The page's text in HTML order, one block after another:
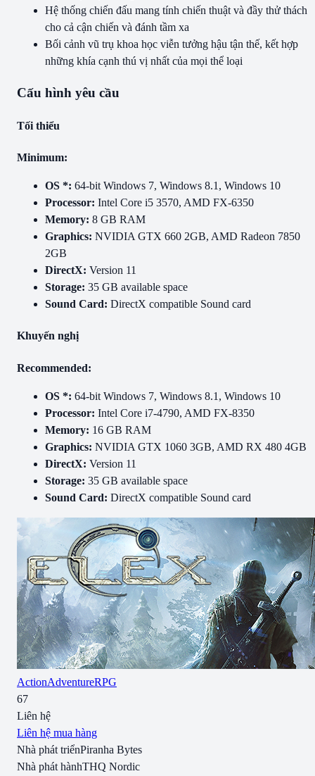
Hệ thống chiến đấu mang tính chiến thuật và đầy thử thách
cho cả cận chiến và đánh tầm xa
Bối cảnh vũ trụ khoa học viễn tưởng hậu tận thế, kết hợp
những khía cạnh thú vị nhất của mọi thể loại
Cấu hình yêu cầu
Tối thiểu
Minimum:
OS *: 64-bit Windows 7, Windows 8.1, Windows 10
Processor: Intel Core i5 3570, AMD FX-6350
Memory: 8 GB RAM
Graphics: NVIDIA GTX 660 2GB, AMD Radeon 7850
2GB
DirectX: Version 11
Storage: 35 GB available space
Sound Card: DirectX compatible Sound card
Khuyến nghị
Recommended:
OS *: 64-bit Windows 7, Windows 8.1, Windows 10
Processor: Intel Core i7-4790, AMD FX-8350
Memory: 16 GB RAM
Graphics: NVIDIA GTX 1060 3GB, AMD RX 480 4GB
DirectX: Version 11
Storage: 35 GB available space
Sound Card: DirectX compatible Sound card
ActionAdventureRPG
67
Liên hệ
Liên hệ mua hàng
Nhà phát triểnPiranha Bytes
Nhà phát hànhTHQ Nordic